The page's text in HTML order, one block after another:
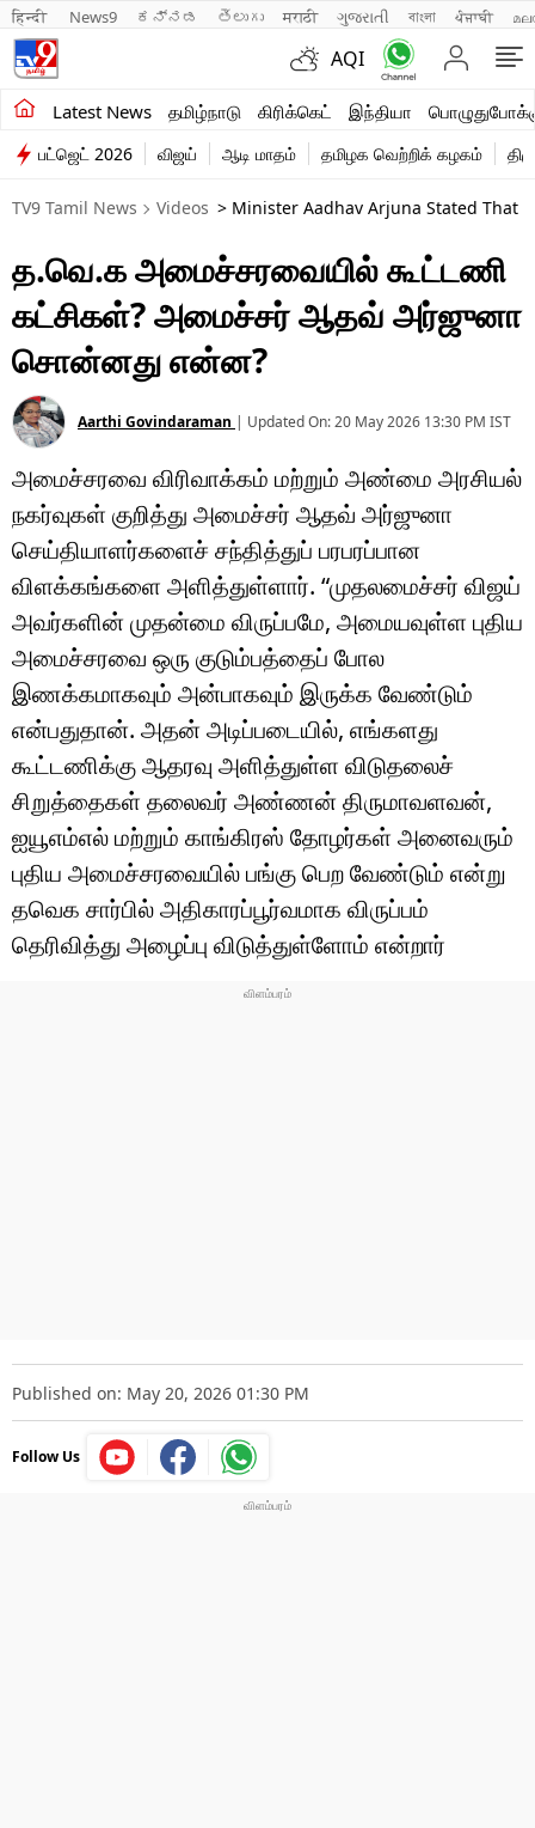
हिन्दी News9 ಕನ್ನಡ తెలుగు मराठी ગુજરાતી বাংলা ਪੰਜਾਬੀ
AQI
Latest News தமிழ்நாடு கிரிக்கெட் இந்தியா
சமீபத்திய செய்திகள்
தமிழ்நாடு
இந்தியா
உலகம்
விளையாட்டு
பொழுதுபோக்கு
லைஃப்ஸ்டைல்
வணிகம்
டெக்னாலஜி
ஆன்மீகம்
வைரல்
ஹெஃல்த்
ஷார்ட் வீடியோஸ்
வலை கதைகள்
போட்டோ கேலரி
பட்ஜெட் 2026 விஜய் ஆடி மாதம் தமிழக வெற்றிக் கழகம்
TV9 Tamil News Videos > Minister Aadhav Arjuna Stated That
த.வெ.க அமைச்சரவையில் கூட்டணி
கட்சிகள்? அமைச்சர் ஆதவ் அர்ஜுனா
சொன்னது என்ன?
Aarthi Govindaraman | Updated On:20 May 2026 13:30 PM IST
அமைச்சரவை விரிவாக்கம் மற்றும் அண்மை அரசியல்
நகர்வுகள் குறித்து அமைச்சர் ஆதவ் அர்ஜுனா
செய்தியாளர்களைச் சந்தித்துப் பரபரப்பான
விளக்கங்களை அளித்துள்ளார். “முதலமைச்சர் விஜய்
அவர்களின் முதன்மை விருப்பமே, அமையவுள்ள புதிய
அமைச்சரவை ஒரு குடும்பத்தைப் போல
இணக்கமாகவும் அன்பாகவும் இருக்க வேண்டும்
என்பதுதான். அதன் அடிப்படையில், எங்களது
கூட்டணிக்கு ஆதரவு அளித்துள்ள விடுதலைச்
சிறுத்தைகள் தலைவர் அண்ணன் திருமாவளவன்,
ஐயூஎம்எல் மற்றும் காங்கிரஸ் தோழர்கள் அனைவரும்
புதிய அமைச்சரவையில் பங்கு பெற வேண்டும் என்று
தவெக சார்பில் அதிகாரப்பூர்வமாக விருப்பம்
தெரிவித்து அழைப்பு விடுத்துள்ளோம் என்றார்
Published on: May 20, 2026 01:30 PM
Follow Us